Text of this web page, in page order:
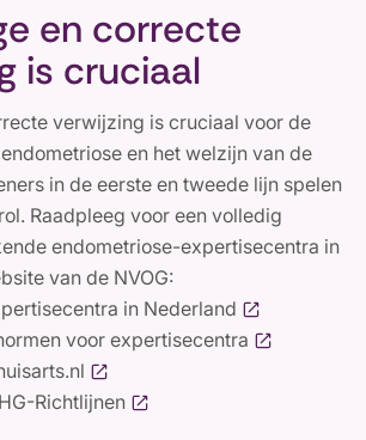
en correcte
is cruciaal
verwijzing is cruciaal voor de
en het welzijn van de
in de eerste en tweede lijn spelen
Raadpleeg voor een volledig
endometriose-expertisecentra in
van de NVOG:
in Nederland
voor expertisecentra
Richtlijnen